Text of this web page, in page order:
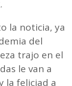
la noticia, ya
del
trajo en el
le van a
la feliciad a